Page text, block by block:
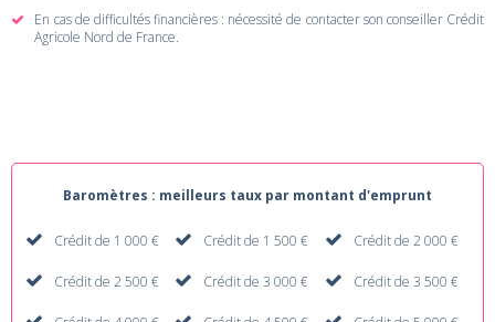
En cas de difficultés financières : nécessité de contacter son conseiller Crédit
Agricole Nord de France.
Baromètres : meilleurs taux par montant d'emprunt
Crédit de 1 000 € Crédit de 1 500 € Crédit de 2 000 €
Crédit de 2 500 € Crédit de 3 000 € Crédit de 3 500 €